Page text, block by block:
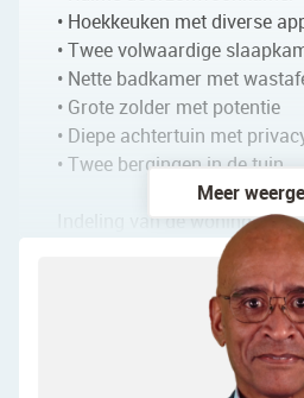
• Hoekkeuken met diverse
• Twee volwaardige
• Nette badkamer met
• Grote zolder met potentie
• Diepe achtertuin met
• Twee bergingen in de tuin
Indeling van de woning:
Via de ruime, bestrate
overdekte voordeur van de
voordeur bevindt zich een
lichte tegelvloer. De wanden
Meer